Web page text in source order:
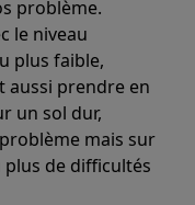
électroSoldes petit
offerte
Garantie du
électro Installation
Acheter à crédit
Vérifiez votre heure
machine à laver
problème.
le niveau
plus faible,
aussi prendre en
un sol dur,
mais sur
de difficultés